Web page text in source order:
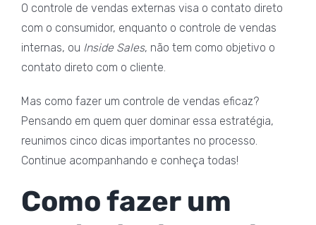
O controle de vendas externas visa o contato direto
com o consumidor, enquanto o controle de vendas
internas, ou Inside Sales, não tem como objetivo o
contato direto com o cliente.
Mas como fazer um controle de vendas eficaz?
Pensando em quem quer dominar essa estratégia,
reunimos cinco dicas importantes no processo.
Continue acompanhando e conheça todas!
Como fazer um